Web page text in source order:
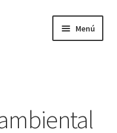
Menú